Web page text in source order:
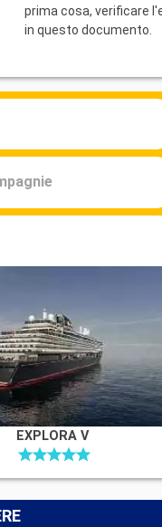
prima cosa, verificare
in questo documento.
EXPLORA V